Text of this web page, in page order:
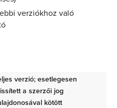
verziókhoz való
verzió; esetlegesen
a szerzői jog
kötött